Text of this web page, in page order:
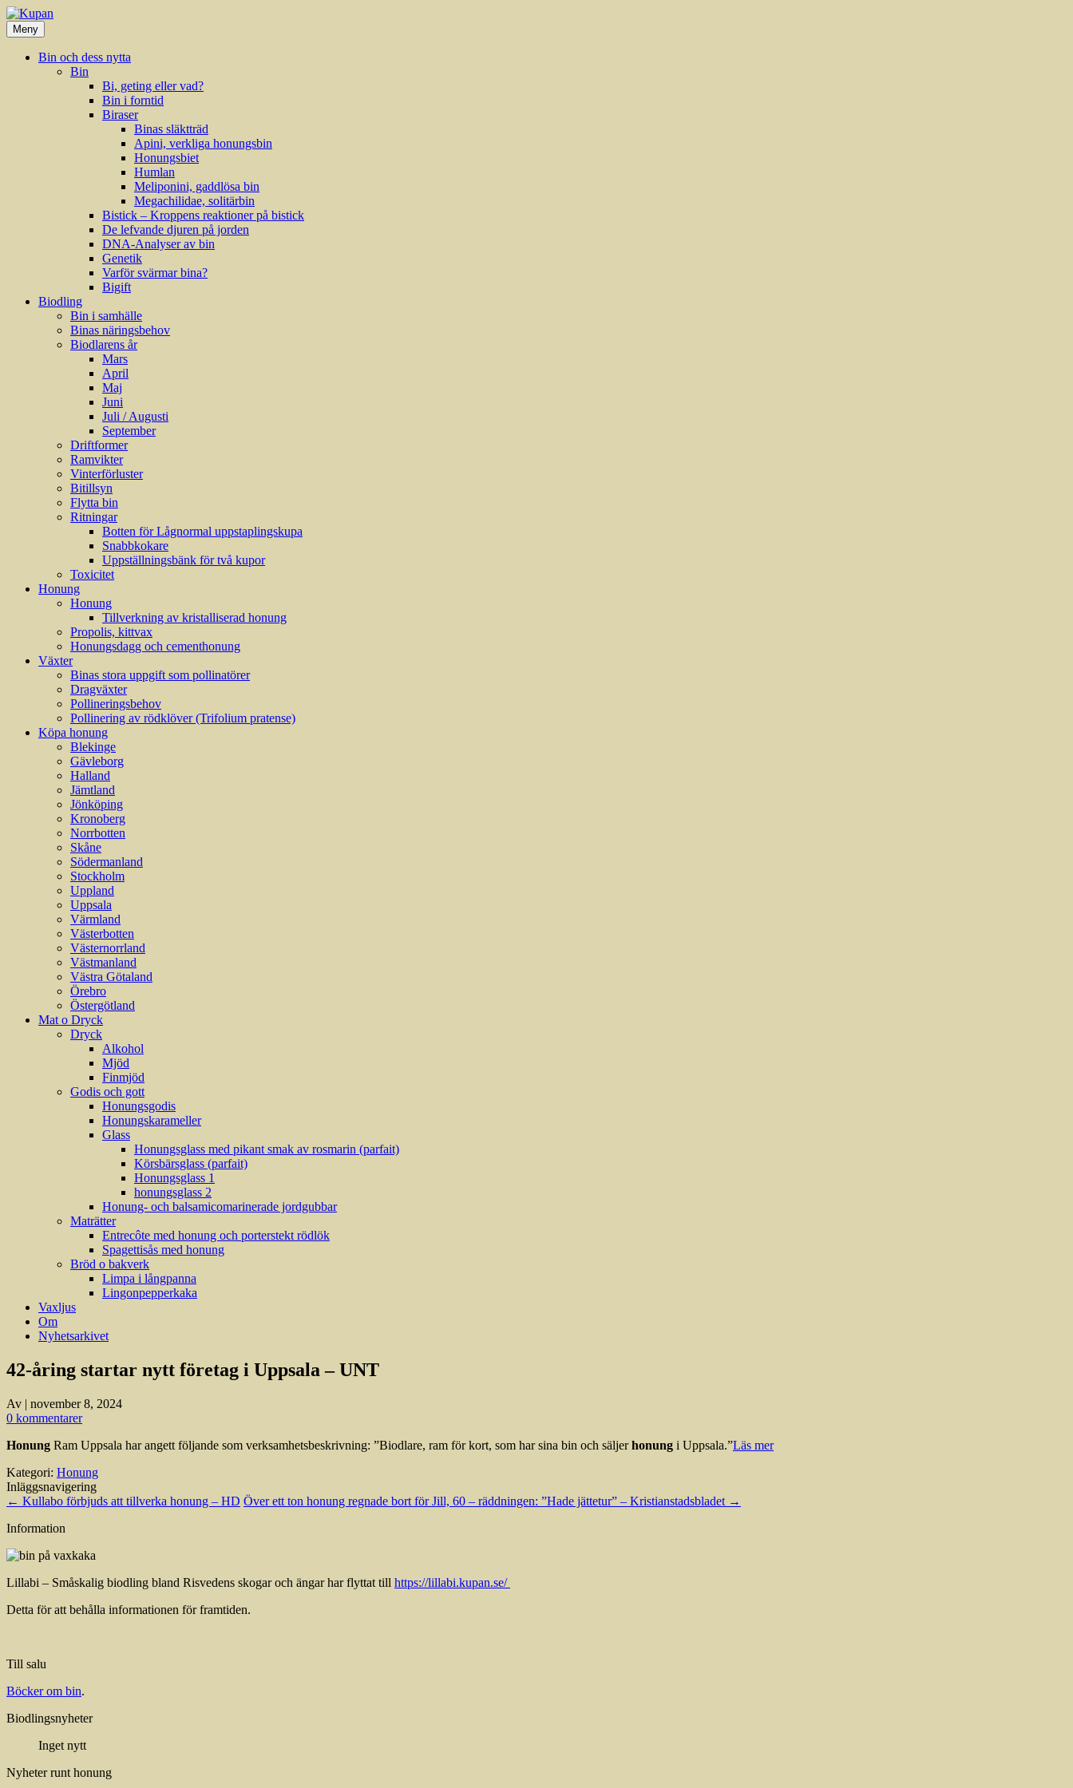
Hoppa
till
innehåll
Meny
Bin och dess nytta
Bin
Bi, geting eller vad?
Bin i forntid
Biraser
Binas släktträd
Apini, verkliga honungsbin
Honungsbiet
Humlan
Meliponini, gaddlösa bin
Megachilidae, solitärbin
Bistick – Kroppens reaktioner på bistick
De lefvande djuren på jorden
DNA-Analyser av bin
Genetik
Varför svärmar bina?
Bigift
Biodling
Bin i samhälle
Binas näringsbehov
Biodlarens år
Mars
April
Maj
Juni
Juli / Augusti
September
Driftformer
Ramvikter
Vinterförluster
Bitillsyn
Flytta bin
Ritningar
Botten för Lågnormal uppstaplingskupa
Snabbkokare
Uppställningsbänk för två kupor
Toxicitet
Honung
Honung
Tillverkning av kristalliserad honung
Propolis, kittvax
Honungsdagg och cementhonung
Växter
Binas stora uppgift som pollinatörer
Dragväxter
Pollineringsbehov
Pollinering av rödklöver (Trifolium pratense)
Köpa honung
Blekinge
Gävleborg
Halland
Jämtland
Jönköping
Kronoberg
Norrbotten
Skåne
Södermanland
Stockholm
Uppland
Uppsala
Värmland
Västerbotten
Västernorrland
Västmanland
Västra Götaland
Örebro
Östergötland
Mat o Dryck
Dryck
Alkohol
Mjöd
Finmjöd
Godis och gott
Honungsgodis
Honungskarameller
Glass
Honungsglass med pikant smak av rosmarin (parfait)
Körsbärsglass (parfait)
Honungsglass 1
honungsglass 2
Honung- och balsamicomarinerade jordgubbar
Maträtter
Entrecôte med honung och porterstekt rödlök
Spagettisås med honung
Bröd o bakverk
Limpa i långpanna
Lingonpepperkaka
Vaxljus
Om
Nyhetsarkivet
42-åring startar nytt företag i Uppsala – UNT
Av | november 8, 2024
0 kommentarer
Honung Ram Uppsala har angett följande som verksamhetsbeskrivning: ”Biodlare, ram för kort, som har sina bin och säljerhonung i Uppsala.”Läs mer
Kategori: Honung
Inläggsnavigering
← Kullabo förbjuds att tillverka honung – HD Över ett ton honung regnade bort för Jill, 60 – räddningen: ”Hade jättetur” – Kristianstadsbladet →
Information
Lillabi – Småskalig biodling bland Risvedens skogar och ängar har flyttat till https://lillabi.kupan.se/
Detta för att behålla informationen för framtiden.
Till salu
Böcker om bin.
Biodlingsnyheter
Inget nytt
Nyheter runt honung